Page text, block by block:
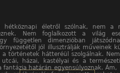
hétköznapi életről szólnak, nem a
Nem foglalkozott a világ
független dimenzióban
jól illusztrálják műveinek
a történetek hátteréül szolgálnak.
házai, kastélyai és a
fantázia határán egyensúlyoznak. Ám,